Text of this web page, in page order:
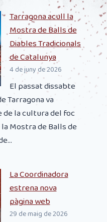
Tarragona acull la
Mostra de Balls de
Diables Tradicionals
de Catalunya
4 de juny de 2026
El passat dissabte
Tarragona va
la cultura del foc
Mostra de Balls de
La Coordinadora
estrena nova
pàgina web
29 de maig de 2026